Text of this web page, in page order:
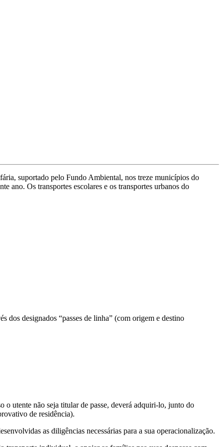
suportado pelo Fundo Ambiental, nos treze municípios do
Os transportes escolares e os transportes urbanos do
dos designados “passes de linha” (com origem e destino
o utente não seja titular de passe, deverá adquiri-lo, junto do
de residência).
as diligências necessárias para a sua operacionalização.